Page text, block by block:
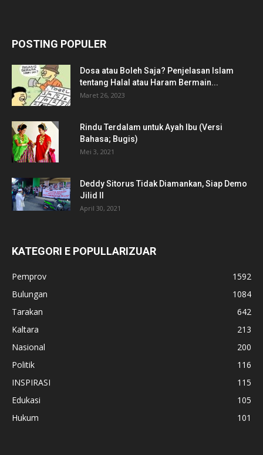
POSTING POPULER
Dosa atau Boleh Saja? Penjelasan Islam
tentang Halal atau Haram Bermain...
Maret 26, 2023
Rindu Terdalam untuk Ayah Ibu (Versi
Bahasa; Bugis)
Mei 3, 2021
Deddy Sitorus Tidak Diamankan, Siap Demo
Jilid II
April 30, 2021
KATEGORI E POPULLARIZUAR
Pemprov
1592
Bulungan
1084
Tarakan
642
Kaltara
213
Nasional
200
Politik
116
INSPIRASI
115
Edukasi
105
Hukum
101